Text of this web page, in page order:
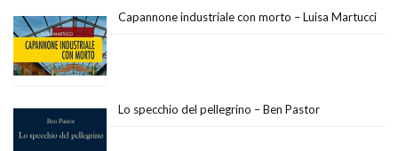
Capannone industriale con morto – Luisa Martucci
Lo specchio del pellegrino – Ben Pastor